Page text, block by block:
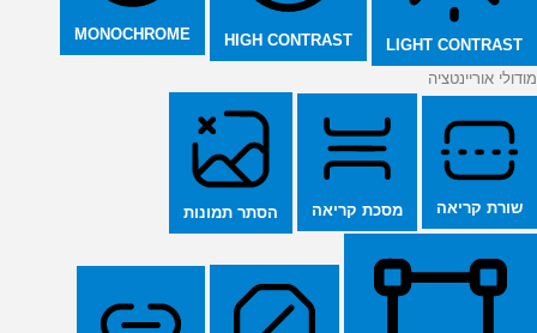
LIGHT CONTRAST
HIGH CONTRAST
MONOCHROME
מודולי אוריינטציה
שורת קריאה מסכת קריאה הסתר תמונות